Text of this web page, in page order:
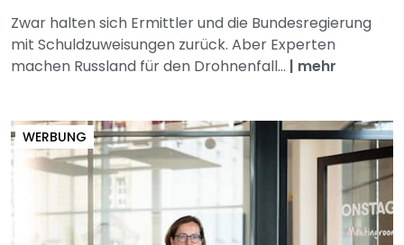
Zwar halten sich Ermittler und die Bundesregierung
mit Schuldzuweisungen zurück. Aber Experten
machen Russland für den Drohnenfall... | mehr
WERBUNG